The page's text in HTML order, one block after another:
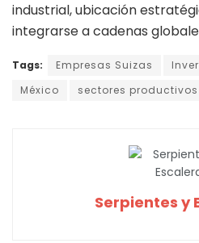
industrial, ubicación
integrarse a cadenas
Tags: Empresas Suizas
México
sectores productivos
Serpientes y